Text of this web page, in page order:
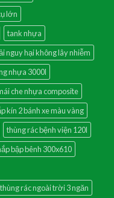
lớn
tank nhựa
nguy hại không lây nhiễm
nhựa 3000l
che nhựa composite
kín 2 bánh xe màu vàng
thùng rác bệnh viện 120l
bập bênh 300x610
thùng rác ngoài trời 3 ngăn